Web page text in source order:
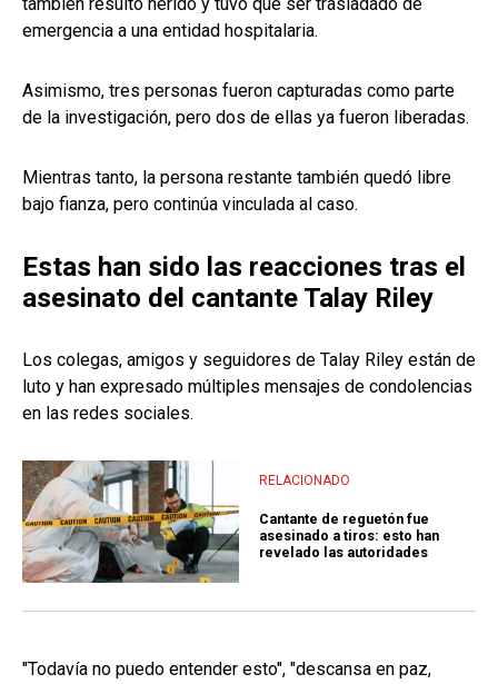
también resultó herido y tuvo que ser trasladado de
emergencia a una entidad hospitalaria.
Asimismo, tres personas fueron capturadas como parte
de la investigación, pero dos de ellas ya fueron liberadas.
Mientras tanto, la persona restante también quedó libre
bajo fianza, pero continúa vinculada al caso.
Estas han sido las reacciones tras el
asesinato del cantante Talay Riley
Los colegas, amigos y seguidores de Talay Riley están de
luto y han expresado múltiples mensajes de condolencias
en las redes sociales.
RELACIONADO
Cantante de reguetón fue
asesinado a tiros: esto han
revelado las autoridades
"Todavía no puedo entender esto", "descansa en paz,